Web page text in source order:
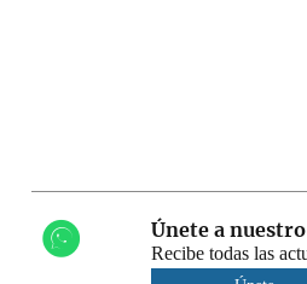
Únete a
Recibe todas las